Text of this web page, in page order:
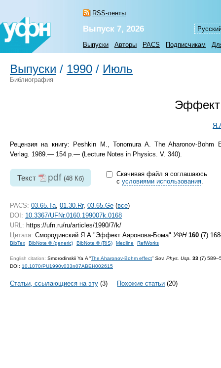
RSS-ленты
Выпуск 7, 2026
Выпуски Авторы PACS Подписчикам
Выпуски / 1990 / Июль
Библиография
Эффект
Рецензия на книгу: Peshkin M., Tonomura A. The Aharonov-
Verlag. 1989.— 154 p.— (Lecture Notes in Physics. V. 340).
Текст pdf (48 Кб)
Скачивая файл я соглашаюсь
с условиями использования.
PACS: 03.65.Ta 01.30.Rr, 03.65.Ge (все)
DOI: 10.3367/UFNr.0160.199007k.0168
URL: https://ufn.ru/ru/articles/1990/7/k/
Цитата: Смородинский Я А "Эффект Ааронова-Бома" УФН 160 (7)
BibTex BibNote ® (generic) BibNote ® (RIS) Medline RefWorks
English citation: Smorodinskii Ya A “The Aharonov-Bohm effect” Sov. Phys. Usp. 33 (7)
DOI: 10.1070/PU1990v033n07ABEH002615
Статьи, ссылающиеся на эту (3) Похожие статьи (20)